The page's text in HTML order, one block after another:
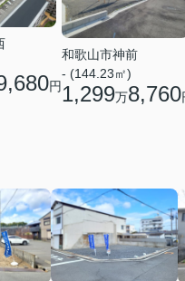
円
和歌山市神前
- (144.23㎡)
1,299万8,760